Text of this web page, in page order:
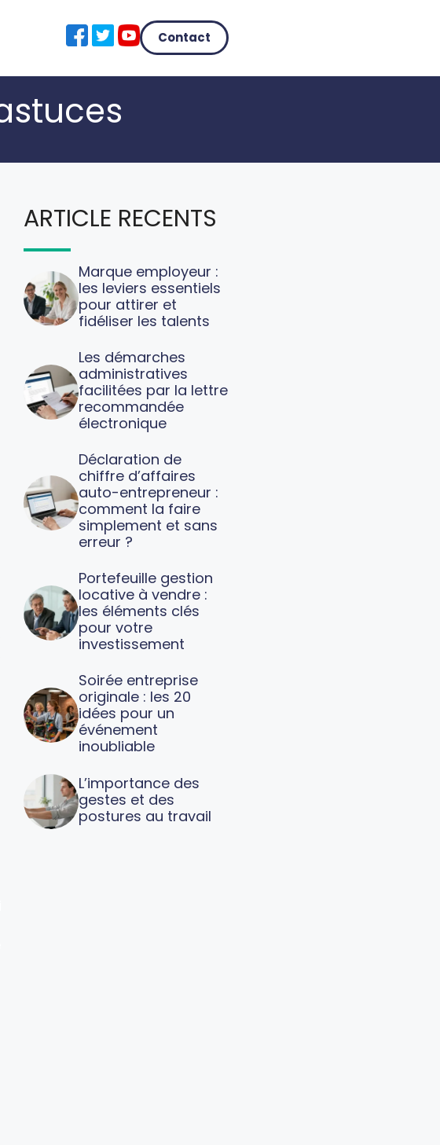
Contact
ARTICLE RECENTS
Marque employeur :
les leviers essentiels
pour attirer et
fidéliser les talents
Les démarches
administratives
facilitées par la lettre
recommandée
électronique
Déclaration de
chiffre d’affaires
auto-entrepreneur :
comment la faire
simplement et sans
erreur ?
Portefeuille gestion
locative à vendre :
les éléments clés
pour votre
investissement
Soirée entreprise
originale : les 20
idées pour un
événement
inoubliable
L’importance des
gestes et des
postures au travail